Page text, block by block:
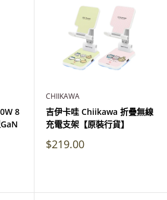
8
CHIIKAWA
吉伊卡哇 Chiikawa 折疊無線
充電支架【原裝行貨】
特
$219.00